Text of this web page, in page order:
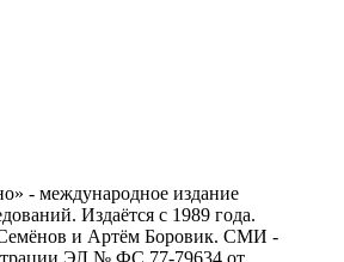
- международное издание
Издаётся с 1989 года.
и Артём Боровик. CМИ -
ЭЛ № ФС 77-79634 от